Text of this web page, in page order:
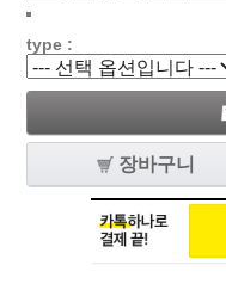
type :
장바구니